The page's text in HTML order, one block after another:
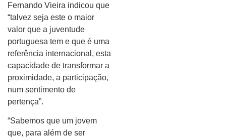
Fernando Vieira indicou que
“talvez seja este o maior
valor que a juventude
portuguesa tem e que é uma
referência internacional, esta
capacidade de transformar a
proximidade, a participação,
num sentimento de
pertença”.
“Sabemos que um jovem
que, para além de ser